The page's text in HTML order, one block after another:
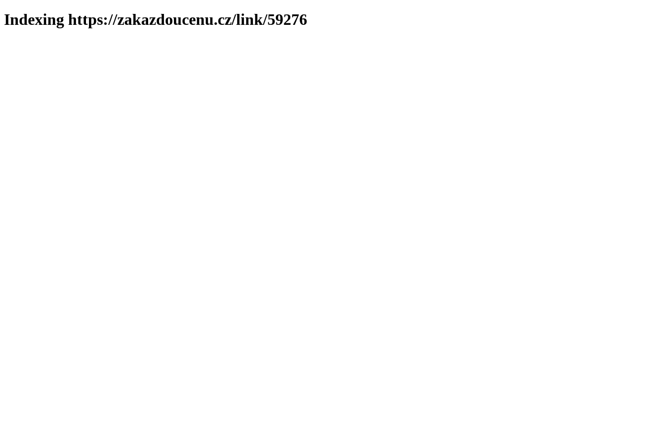
Indexing https://zakazdoucenu.cz/link/59276